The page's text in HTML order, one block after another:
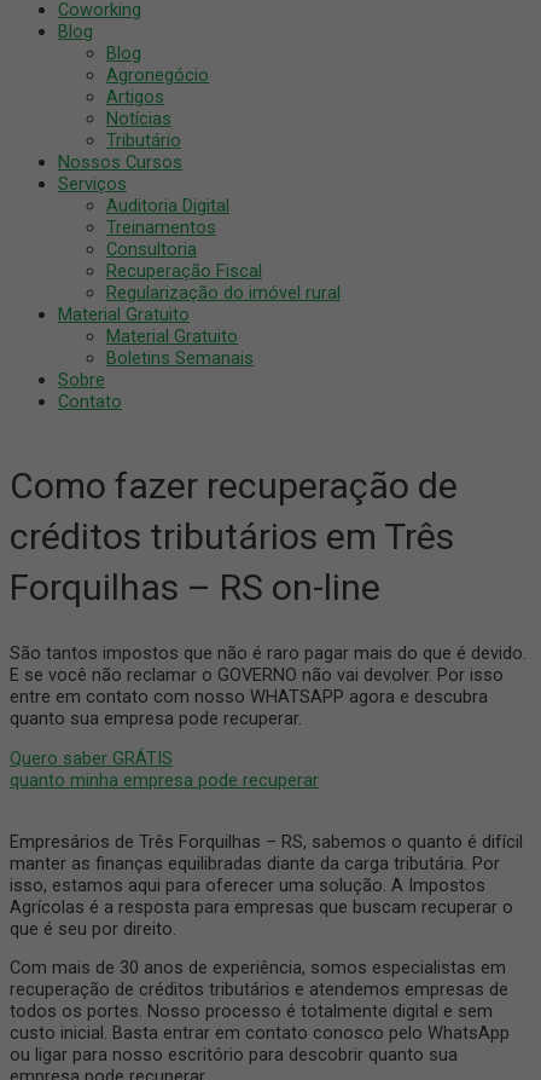
Coworking
Blog
Blog
Agronegócio
Artigos
Notícias
Tributário
Nossos Cursos
Serviços
Auditoria Digital
Treinamentos
Consultoria
Recuperação Fiscal
Regularização do imóvel rural
Material Gratuito
Material Gratuito
Boletins Semanais
Sobre
Contato
Como fazer recuperação de
créditos tributários em Três
Forquilhas – RS on-line
São tantos impostos que não é raro pagar mais do que é devido.
E se você não reclamar o GOVERNO não vai devolver. Por isso
entre em contato com nosso WHATSAPP agora e descubra
quanto sua empresa pode recuperar.
Quero saber GRÁTIS
quanto minha empresa pode recuperar
Empresários de Três Forquilhas – RS, sabemos o quanto é difícil
manter as finanças equilibradas diante da carga tributária. Por
isso, estamos aqui para oferecer uma solução. A Impostos
Agrícolas é a resposta para empresas que buscam recuperar o
que é seu por direito.
Com mais de 30 anos de experiência, somos especialistas em
recuperação de créditos tributários e atendemos empresas de
todos os portes. Nosso processo é totalmente digital e sem
custo inicial. Basta entrar em contato conosco pelo WhatsApp
ou ligar para nosso escritório para descobrir quanto sua